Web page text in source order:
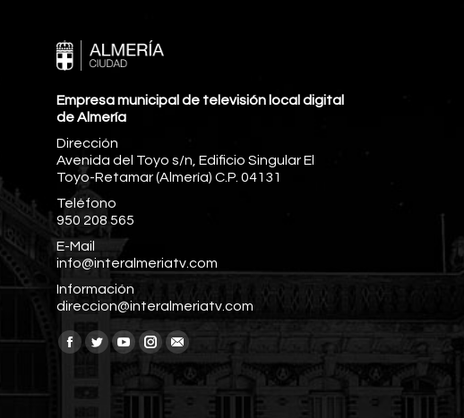
Empresa municipal de televisión local digital
de Almería
Dirección
Avenida del Toyo s/n, Edificio Singular El
Toyo-Retamar (Almería) C.P. 04131
Teléfono
950 208 565
E-Mail
info@interalmeriatv.com
Información
direccion@interalmeriatv.com
Encuéntranos en:
Facebook
TwitterYouTube
Instagram
Mail